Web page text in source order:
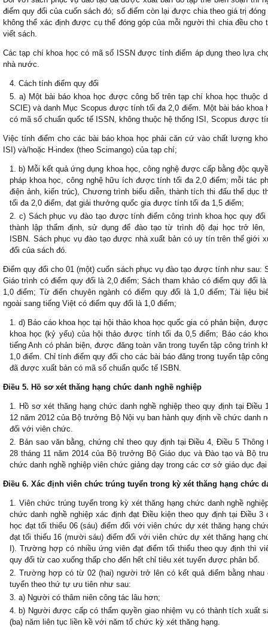
điểm quy đổi của cuốn sách đó; số điểm còn lại được chia theo giá trị
không thể xác định được cụ thể đóng góp của mỗi người thì chia đều
viết sách.
Các tạp chí khoa học có mã số ISSN được tính điểm áp dụng theo lựa
nhà nước.
Cách tính điểm quy đổi
a) Một bài báo khoa học được công bố trên tạp chí khoa học thuộc
SCIE) và danh Mục Scopus được tính tối đa 2,0 điểm. Một bài báo
có mã số chuẩn quốc tế ISSN, không thuộc hệ thống ISI, Scopus được
Việc tính điểm cho các bài báo khoa học phải căn cứ vào chất lượng
ISI) và/hoặc H-index (theo Scimango) của tạp chí;
b) Mỗi kết quả ứng dụng khoa học, công nghệ được cấp bằng độc
pháp khoa học, công nghệ hữu ích được tính tối đa 2,0 điểm; mỗi tác
điện ảnh, kiến trúc), Chương trình biểu diễn, thành tích thi đấu thể dục
tối đa 2,0 điểm, đạt giải thưởng quốc gia được tính tối đa 1,5 điểm;
c) Sách phục vụ đào tạo được tính điểm công trình khoa học quy
thành lập thẩm định, sử dụng để đào tạo từ trình độ đại học trở
ISBN. Sách phục vụ đào tạo được nhà xuất bản có uy tín trên thế giới
đổi của sách đó.
Điểm quy đổi cho 01 (một) cuốn sách phục vụ đào tạo được tính như sau:
Giáo trình có điểm quy đổi là 2,0 điểm; Sách tham khảo có điểm quy đổi
1,0 điểm; Từ điển chuyên ngành có điểm quy đổi là 1,0 điểm; Tài liệu
ngoài sang tiếng Việt có điểm quy đổi là 1,0 điểm;
d) Báo cáo khoa học tại hội thảo khoa học quốc gia có phản biện,
khoa học (kỷ yếu) của hội thảo được tính tối đa 0,5 điểm; Báo cáo
tiếng Anh có phản biện, được đăng toàn văn trong tuyển tập công trình
1,0 điểm. Chỉ tính điểm quy đổi cho các bài báo đăng trong tuyển tập
đã được xuất bản có mã số chuẩn quốc tế ISBN.
Điều 5. Hồ sơ xét thăng hạng chức danh nghề nghiệp
Hồ sơ xét thăng hạng chức danh nghề nghiệp theo quy định tại Điều
12 năm 2012 của Bộ trưởng Bộ Nội vụ ban hành quy định về chức danh
đối với viên chức.
Bản sao văn bằng, chứng chỉ theo quy định tại Điều 4, Điều 5 Thông
28 tháng 11 năm 2014 của Bộ trưởng Bộ Giáo dục và Đào tạo và Bộ
chức danh nghề nghiệp viên chức giảng dạy trong các cơ sở giáo dục
Điều 6. Xác định viên chức trúng tuyển trong kỳ xét thăng hạng chức
Viên chức trúng tuyển trong kỳ xét thăng hạng chức danh nghề
chức danh nghề nghiệp xác định đạt Điều kiện theo quy định tại Điều
học đạt tối thiểu 06 (sáu) điểm đối với viên chức dự xét thăng hạng
đạt tối thiểu 16 (mười sáu) điểm đối với viên chức dự xét thăng hạng
I). Trường hợp có nhiều ứng viên đạt điểm tối thiểu theo quy định thì
quy đổi từ cao xuống thấp cho đến hết chỉ tiêu xét tuyển được phân bổ.
Trường hợp có từ 02 (hai) người trở lên có kết quả điểm bằng
tuyển theo thứ tự ưu tiên như sau:
a) Người có thâm niên công tác lâu hơn;
b) Người được cấp có thẩm quyền giao nhiệm vụ có thành tích xuất
(ba) năm liên tục liền kề với năm tổ chức kỳ xét thăng hạng.